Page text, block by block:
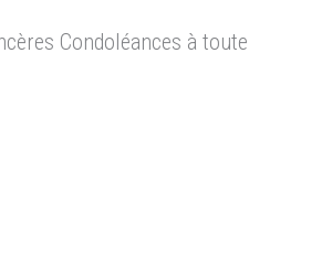
Condoléances à toute